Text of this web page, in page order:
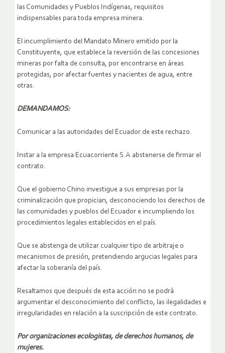
las Comunidades y Pueblos Indígenas, requisitos
indispensables para toda empresa minera.
El incumplimiento del Mandato Minero emitido por la
Constituyente, que establece la reversión de las concesiones
mineras por falta de consulta, por encontrarse en áreas
protegidas, por afectar fuentes y nacientes de agua, entre
otras.
DEMANDAMOS:
Comunicar a las autoridades del Ecuador de este rechazo.
Instar a la empresa Ecuacorriente S.A abstenerse de firmar el
contrato.
Que el gobierno Chino investigue a sus empresas por la
criminalización que propician, desconociendo los derechos de
las comunidades y pueblos del Ecuador e incumpliendo los
procedimientos legales establecidos en el país.
Que se abstenga de utilizar cualquier tipo de arbitraje o
mecanismos de presión, pretendiendo argucias legales para
afectar la soberanía del país.
Resaltamos que después de esta acción no se podrá
argumentar el desconocimiento del conflicto, las ilegalidades e
irregularidades en relación a la suscripción de este contrato.
Por organizaciones ecologistas, de derechos humanos, de
mujeres.